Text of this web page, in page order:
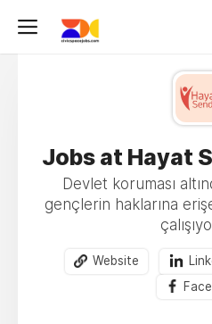
Jobs at Hayat
Devlet koruması
gençlerin haklarına
Website